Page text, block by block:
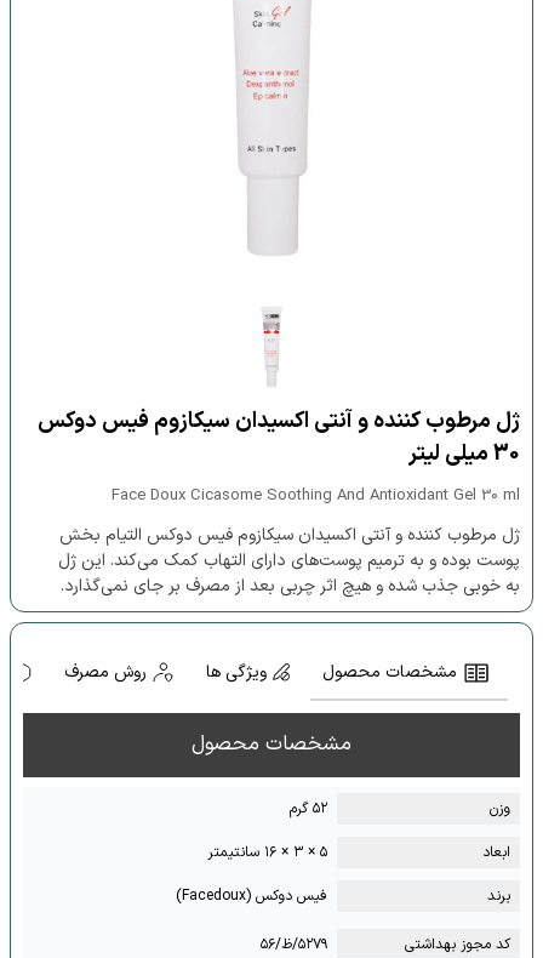
ژل مرطوب کننده و آنتی اکسیدان سیکازوم فیس دوکس
30 میلی لیتر
Face Doux Cicasome Soothing And Antioxidant Gel 30 ml
ژل مرطوب کننده و آنتی اکسیدان سیکازوم فیس دوکس التیام بخش
پوست بوده و به ترمیم پوست‌های دارای التهاب کمک می‌کند. این ژل
به خوبی جذب شده و هیچ اثر چربی بعد از مصرف بر جای نمی‌گذارد.
مشخصات محصول ویژگی ها روش مصرف
مشخصات محصول
وزن
۵۲ گرم
ابعاد
۵ × ۳ × ۱۶ سانتیمتر
برند
فیس دوکس (Facedoux)
کد مجوز بهداشتی ۵۲۷۹/ظ/۵۶